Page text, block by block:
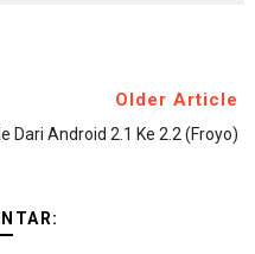
Older Article
Dari Android 2.1 Ke 2.2 (Froyo)